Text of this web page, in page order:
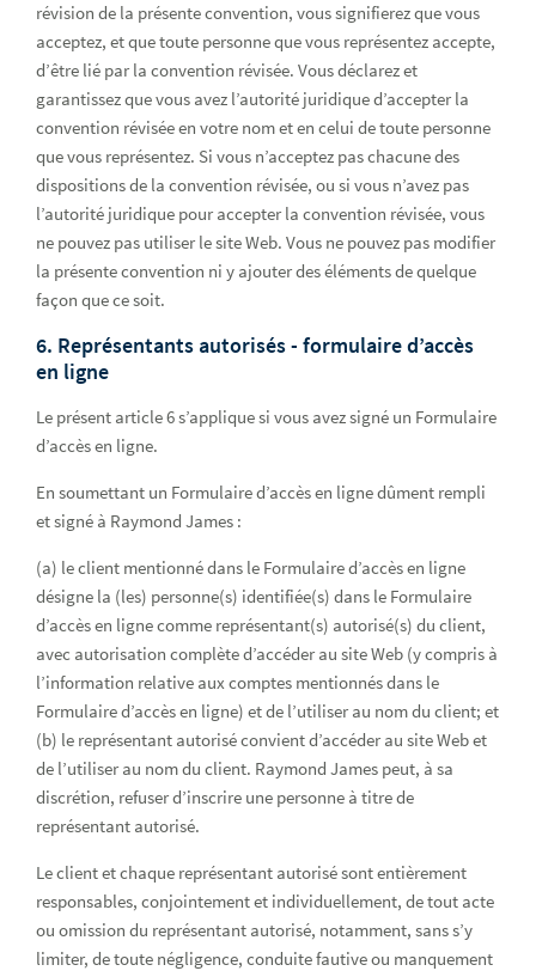
révision de la présente convention, vous signifierez que vous
acceptez, et que toute personne que vous représentez accepte,
d’être lié par la convention révisée. Vous déclarez et
garantissez que vous avez l’autorité juridique d’accepter la
convention révisée en votre nom et en celui de toute personne
que vous représentez. Si vous n’acceptez pas chacune des
dispositions de la convention révisée, ou si vous n’avez pas
l’autorité juridique pour accepter la convention révisée, vous
ne pouvez pas utiliser le site Web. Vous ne pouvez pas modifier
la présente convention ni y ajouter des éléments de quelque
façon que ce soit.
6. Représentants autorisés - formulaire d’accès
en ligne
Le présent article 6 s’applique si vous avez signé un Formulaire
d’accès en ligne.
En soumettant un Formulaire d’accès en ligne dûment rempli
et signé à Raymond James :
(a) le client mentionné dans le Formulaire d’accès en ligne
désigne la (les) personne(s) identifiée(s) dans le Formulaire
d’accès en ligne comme représentant(s) autorisé(s) du client,
avec autorisation complète d’accéder au site Web (y compris à
l’information relative aux comptes mentionnés dans le
Formulaire d’accès en ligne) et de l’utiliser au nom du client; et
(b) le représentant autorisé convient d’accéder au site Web et
de l’utiliser au nom du client. Raymond James peut, à sa
discrétion, refuser d’inscrire une personne à titre de
représentant autorisé.
Le client et chaque représentant autorisé sont entièrement
responsables, conjointement et individuellement, de tout acte
ou omission du représentant autorisé, notamment, sans s’y
limiter, de toute négligence, conduite fautive ou manquement